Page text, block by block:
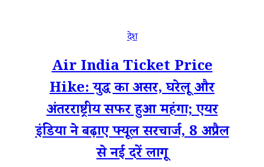
देश
Air India Ticket Price
Hike: युद्ध का असर, घरेलू और
अंतरराष्ट्रीय सफर हुआ महंगा; एयर
इंडिया ने बढ़ाए फ्यूल सरचार्ज, 8 अप्रैल
से नई दरें लागू